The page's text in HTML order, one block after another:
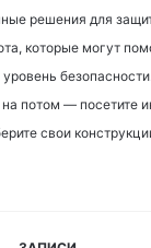
решения для
которые могут
потом — посетите
свои